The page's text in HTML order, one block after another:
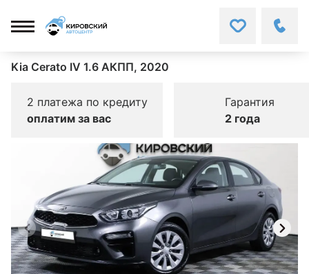
Kia Cerato IV 1.6 АКПП, 2020
2 платежа по кредиту
оплатим за вас
Гарантия
2 года